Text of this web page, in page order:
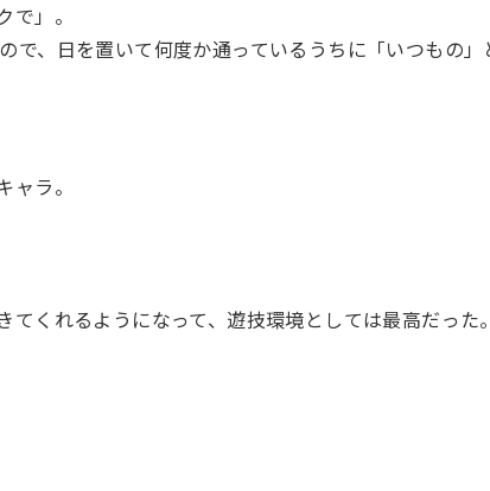
」。
、日を置いて何度か通っているうちに「いつもの」
ャラ。
くれるようになって、遊技環境としては最高だった。